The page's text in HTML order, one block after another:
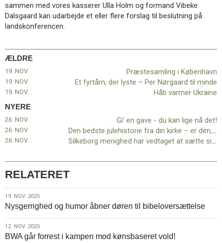
Nyheder
11.0:
Kalender
Mission
15.0:
Om
BaptistKirken
16.0:
Kontakt
indlæg:
Gi’
en
gave
du
kan
nå
det!Forrige
Præstesamling
sammen med vores kasserer Ulla Holm og formand Vibeke
Dalsgaard kan udarbejde et eller flere forslag til beslutning på
landskonferencen.
ÆLDRE
19. NOV. Præstesamling i København
19. NOV. Et fyrtårn, der lyste – Per Nørgaard til minde
19. NOV. Håb varmer Ukraine
NYERE
Gi’ en gave - du kan lige nå det!
26. NOV.
Den bedste julehistorie fra din kirke – er den, du deler med læserne på baptist.dk
26. NOV.
Silkeborg menighed har vedtaget at sætte sit kirkehus til salg
26. NOV.
RELATERET
19.
nov.
2025
19. NOV. 2025
Nysgerrighed og humor åbner døren til bibeloversættelse
12.
nov.
12. NOV. 2025
BWA går forrest i kampen mod kønsbaseret vold!